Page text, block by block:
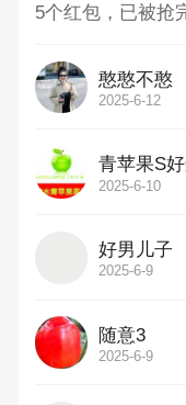
5个红包，已被抢
憨憨不憨
2025-6-12
青苹果S
2025-6-10
好男儿子
2025-6-9
随意3
2025-6-9